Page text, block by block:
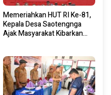
Memeriahkan HUT RI Ke-81,
Kepala Desa Saotengnga
Ajak Masyarakat Kibarkan